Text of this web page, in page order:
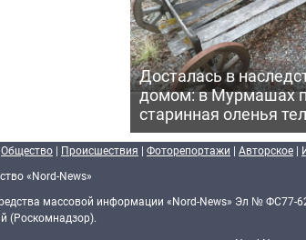
Досталась в
домом: в Мурмашах
старинная оленья
Общество | Происшествия | Фоторепортажи | Авторское |
«Nord-News»
массовой информации «Nord-News» Эл №
(Роскомнадзор).